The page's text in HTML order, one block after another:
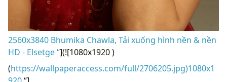
2560x3840 Bhumika Chawla, Tải xuống hình nền & nền
HD - Elsetge “](![1080x1920 )
(https://wallpaperaccess.com/full/2706205.jpg)1080x1